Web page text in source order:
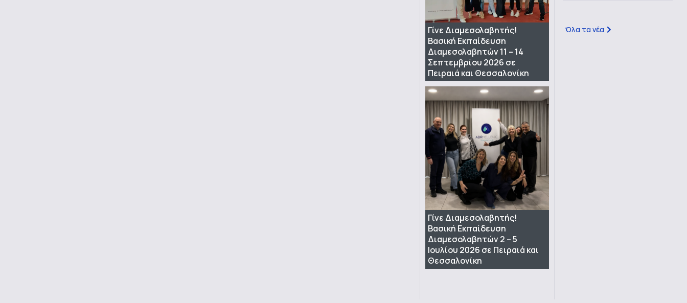
Γίνε Διαμεσολαβητής!
Βασική Εκπαίδευση
Διαμεσολαβητών 11 – 14
Σεπτεμβρίου 2026 σε
Πειραιά και Θεσσαλονίκη
Γίνε Διαμεσολαβητής!
Βασική Εκπαίδευση
Διαμεσολαβητών 2 – 5
Ιουλίου 2026 σε Πειραιά και
Θεσσαλονίκη
Όλα τα νέα